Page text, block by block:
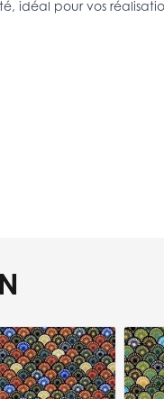
idéal pour vos